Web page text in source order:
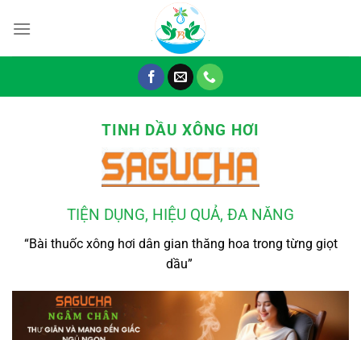
đến
TINH DẦU XÔNG HƠI
TIỆN DỤNG, HIỆU QUẢ, ĐA NĂNG
“Bài thuốc xông hơi dân gian thăng hoa trong từng giọt
dầu”